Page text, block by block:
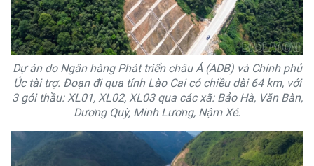
Dự án do Ngân hàng Phát triển châu Á (ADB) và Chính phủ
Úc tài trợ. Đoạn đi qua tỉnh Lào Cai có chiều dài 64 km, với
3 gói thầu: XL01, XL02, XL03 qua các xã: Bảo Hà, Văn Bàn,
Dương Quỳ, Minh Lương, Nậm Xé.